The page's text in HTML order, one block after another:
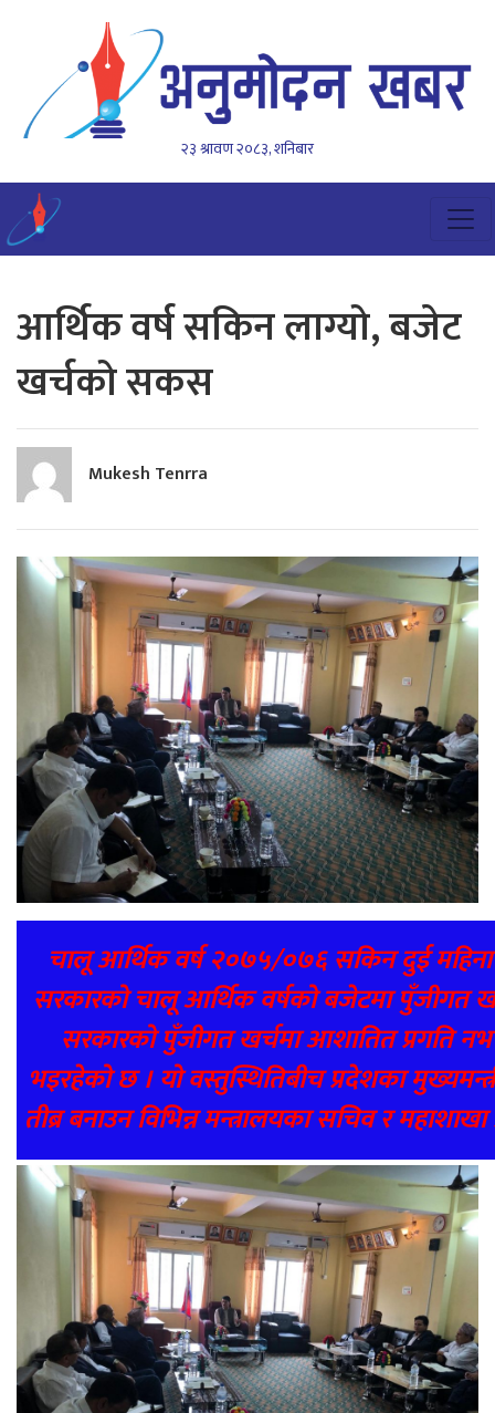
२३ श्रावण २०८३, शनिबार
आर्थिक वर्ष सकिन लाग्यो, बजेट
खर्चको सकस
Mukesh Tenrra
चालू आर्थिक वर्ष २०७५/०७६ सकिन दुई महिना
सरकारको चालू आर्थिक वर्षको बजेटमा पुँजीगत
सरकारको पुँजीगत खर्चमा आशातित प्रगति
भइरहेको छ । यो वस्तुस्थितिबीच प्रदेशका
तीब्र बनाउन विभिन्न मन्त्रालयका सचिव र